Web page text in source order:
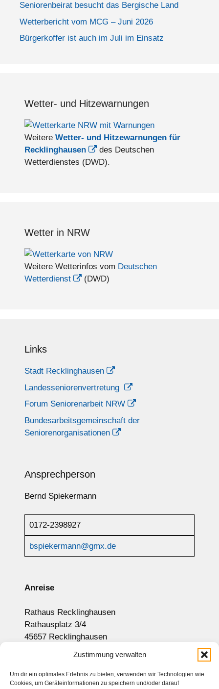
Zustimmung verwalten
Um dir ein optimales Erlebnis zu bieten, verwenden wir Technologien wie
Cookies, um Geräteinformationen zu speichern und/oder darauf
Seniorenbeirat besucht das Bergische Land
Wetterbericht vom MCG – Juni 2026
Bürgerkoffer ist auch im Juli im Einsatz
Wetter- und Hitzewarnungen
Weitere Wetter- und Hitzewarnungen für
Recklinghausen
des Deutschen
Wetterdienstes (DWD).
Wetter in NRW
Weitere Wetterinfos vom Deutschen
Wetterdienst
(DWD)
Links
Stadt Recklinghausen
Landesseniorenvertretung
Forum Seniorenarbeit NRW
Bundesarbeitsgemeinschaft der
Seniorenorganisationen
Ansprechperson
Bernd Spiekermann
0172-2398927
bspiekermann@gmx.de
Anreise
Rathaus Recklinghausen
Rathausplatz 3/4
45657 Recklinghausen